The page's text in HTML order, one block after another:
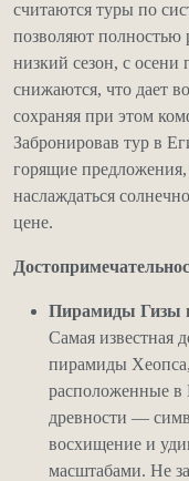
считаются туры по
позволяют полностью
низкий сезон, с осени
снижаются, что дает
сохраняя при этом
Забронировав тур в
горящие предложения,
наслаждаться
цене.
Пирамиды Гизы
Самая известная
пирамиды
расположенные в
древности —
восхищение и
масштабами. Не